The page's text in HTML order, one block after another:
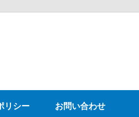
リシー お問い合わせ